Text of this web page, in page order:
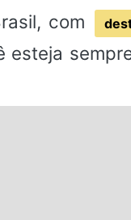
com
esteja